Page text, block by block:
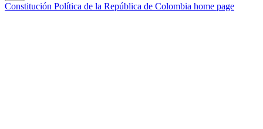
Constitución Política de la República de Colombia home page